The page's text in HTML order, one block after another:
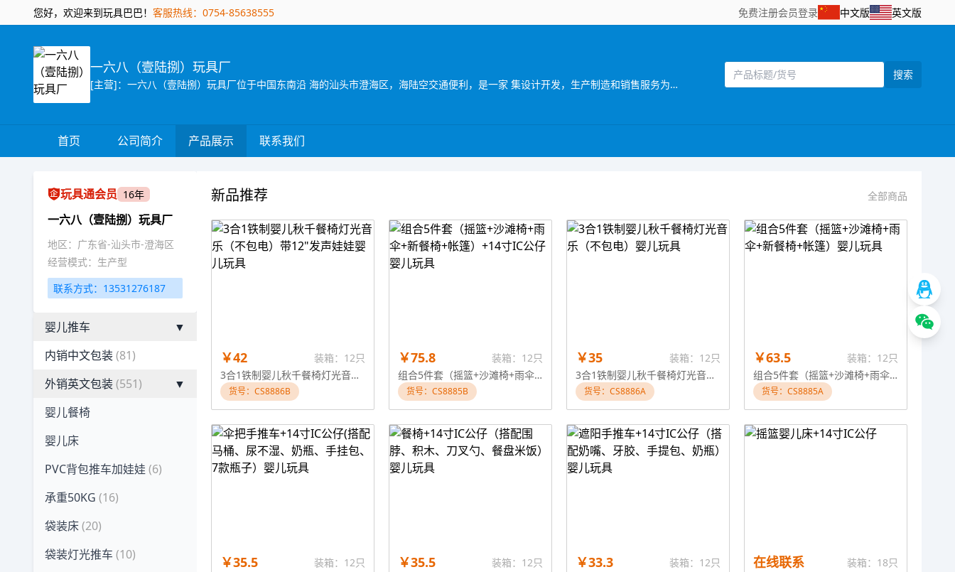
您好，欢迎来到玩具巴巴！ 客服热线：0754-85638555 免费注册会员登录 中文版 英文版
一六八（壹陆捌）玩具厂
[主营]：一六八（壹陆捌）玩具厂位于中国东南沿 海的汕头市澄海区，海陆空交通便利，是一家 集设计开发，生产制造和销售服务为一体的企业。 推推乐是一六八玩具厂旗下的一个推车玩具品牌，目前本厂主要生产婴儿手推车，娃娃公仔，彩虹编织机等儿童玩具产品，推推乐手推车玩具拥有专业的设计人员，所有开发的产品，款式新颖，结构合理，安全美观，适合各类消费层购买，所有产品均可符合国家安全检测标准EN71标准，同时推推乐推车还拥有一批强大的销售团队，目前产品销售遍及中国30多个省，直辖市覆盖国内200个城市，并且远销欧洲，南北美洲，东南亚，非洲等国家和地区 推推乐品牌诞生以来得到了广大客户和消费者的支持和认可，作为我们也将一如既往，不断创新，将“经典.环保.安全.时尚”的全新理念融入到体现品牌价值中，推推乐推车专做中国好玩具。
搜索
首页 公司简介 产品展示 联系我们
玩具通会员 16年
一六八（壹陆捌）玩具厂
地区：广东省-汕头市-澄海区
经营模式：生产型
联系方式：13531276187
婴儿推车
▼
内销中文包装(81)
外销英文包装(551)
▼
婴儿餐椅
婴儿床
PVC背包推车加娃娃 (6)
承重50KG (16)
袋装床(20)
袋装灯光推车 (10)
新品推荐 全部商品
￥42
装箱：12只
3合1铁制婴儿秋千餐椅灯光音乐（不包电）带12"发声娃娃婴儿玩具
货号：CS8886B
￥75.8
装箱：12只
组合5件套（摇篮+沙滩椅+雨伞+新餐椅+帐篷）+14寸IC公仔婴儿玩具
货号：CS8885B
￥35
装箱：12只
3合1铁制婴儿秋千餐椅灯光音乐（不包电）婴儿玩具
货号：CS8886A
￥63.5
装箱：12只
组合5件套（摇篮+沙滩椅+雨伞+新餐椅+帐篷）婴儿玩具
货号：CS8885A
￥35.5
装箱：12只
￥35.5
装箱：12只
￥33.3
装箱：12只
在线联系
装箱：18只